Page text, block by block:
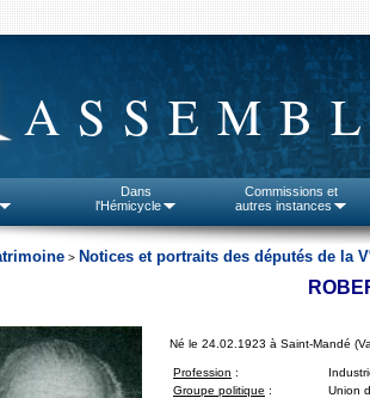
Dans
l'Hémicycle
Commissions et
autres instances
> Notices et portraits des députés de la V
Né le 24.02.1923 à Saint-Mandé
Profession :
Groupe politique :
Union